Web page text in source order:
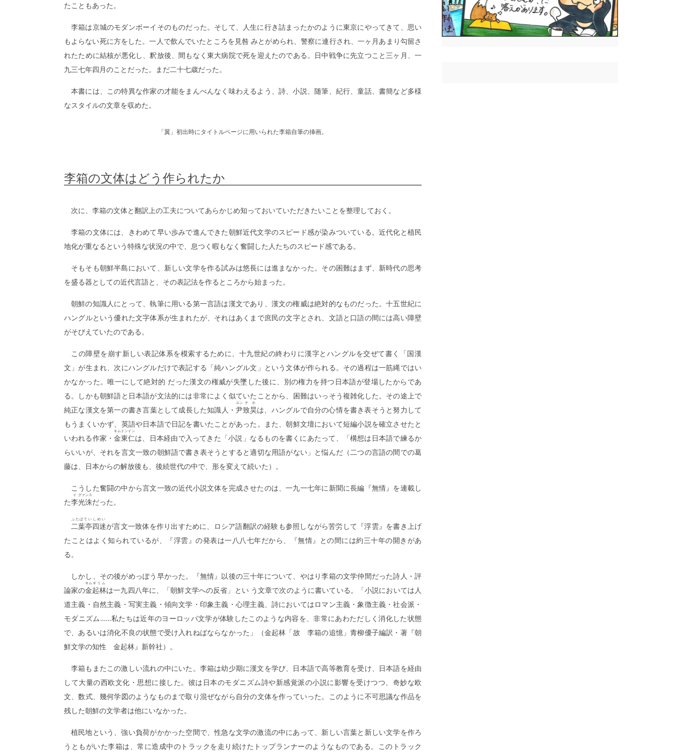
たこともあった。
李箱は京城のモダンボーイそのものだった。そして、人生に行き詰まったかのように東京にやってきて、思い
もよらない死に方をした。一人で飲んでいたところを見咎 みとがめられ、警察に連行され、一ヶ月あまり勾留さ
れたために結核が悪化し、釈放後、間もなく東大病院で死を迎えたのである。日中戦争に先立つこと三ヶ月、一
九三七年四月のことだった。まだ二十七歳だった。
本書には、この特異な作家の才能をまんべんなく味わえるよう、詩、小説、随筆、紀行、童話、書簡など多様
なスタイルの文章を収めた。
「翼」初出時にタイトルページに用いられた李箱自筆の挿画。
李箱の文体はどう作られたか
次に、李箱の文体と翻訳上の工夫についてあらかじめ知っておいていただきたいことを整理しておく。
李箱の文体には、きわめて早い歩みで進んできた朝鮮近代文学のスピード感が染みついている。近代化と植民
地化が重なるという特殊な状況の中で、息つく暇もなく奮闘した人たちのスピード感である。
そもそも朝鮮半島において、新しい文学を作る試みは悠長には進まなかった。その困難はまず、新時代の思考
を盛る器としての近代言語と、その表記法を作るところから始まった。
朝鮮の知識人にとって、執筆に用いる第一言語は漢文であり、漢文の権威は絶対的なものだった。十五世紀に
ハングルという優れた文字体系が生まれたが、それはあくまで庶民の文字とされ、文語と口語の間には高い障壁
がそびえていたのである。
この障壁を崩す新しい表記体系を模索するために、十九世紀の終わりに漢字とハングルを交ぜて書く「国漢
文」が生まれ、次にハングルだけで表記する「純ハングル文」という文体が作られる。その過程は一筋縄ではい
かなかった。唯一にして絶対的 だった漢文の権威が失墜した後に、別の権力を持つ日本語が登場したからであ
る。しかも朝鮮語と日本語が文法的には非常によく似ていたことから、困難はいっそう複雑化した。その途上で
純正な漢文を第一の書き言葉として成長した知識人・ 尹
ユン
致昊
チホ
は、ハングルで自分の心情を書き表そうと努力して
もうまくいかず、英語や日本語で日記を書いたことがあった。また、朝鮮文壇において短編小説を確立させたと
いわれる作家・ 金
キム
東仁
ドンイン
は、日本経由で入ってきた「小説」なるものを書くにあたって、「構想は日本語で練るか
らいいが、それを言文一致の朝鮮語で書き表そうとすると適切な用語がない」と悩んだ（二つの言語の間での葛
藤は、日本からの解放後も、後続世代の中で、形を変えて続いた）。
こうした奮闘の中から言文一致の近代小説文体を完成させたのは、一九一七年に新聞に長編『無情』を連載し
た李
イ
光洙
グァンス
だった。
二葉亭
ふたばてい
四迷
しめい
が言文一致体を作り出すために、ロシア語翻訳の経験も参照しながら苦労して『浮雲』を書き上げ
たことはよく知られているが、『浮雲』の発表は一八八七年だから、『無情』との間には約三十年の開きがあ
る。
しかし、その後がめっぽう早かった。『無情』以後の三十年について、やはり李箱の文学仲間だった詩人・評
論家の金
キム
起林
ギリム
は一九四八年に、「朝鮮文学への反省」とい う文章で次のように書いている。「小説においては人
道主義・自然主義・写実主義・傾向文学・印象主義・心理主義、詩においてはロマン主義・象徴主義・社会派・
モダニズム……私たちは近年のヨーロッパ文学が体験したこのような内容を、非常にあわただしく消化した状態
で、あるいは消化不良の状態で受け入れねばならなかった」（金起林「故 李箱の追憶」青柳優子編訳・著『朝
鮮文学の知性 金起林』新幹社）。
李箱もまたこの激しい流れの中にいた。李箱は幼少期に漢文を学び、日本語で高等教育を受け、日本語を経由
して大量の西欧文化・思想に接した。彼は日本のモダニズム詩や新感覚派の小説に影響を受けつつ、奇妙な欧
文、数式、幾何学図のようなものまで取り混ぜながら自分の文体を作っていった。このように不可思議な作品を
残した朝鮮の文学者は他にいなかった。
植民地という、強い負荷がかかった空間で、性急な文学の激流の中にあって、新しい言葉と新しい文学を作ろ
うともがいた李箱は、常に造成中のトラックを走り続けたトップランナーのようなものである。このトラック